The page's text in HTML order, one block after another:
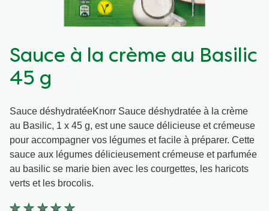
Ingrédients
Wraps aux légumes
Occasions
Aides culinaires
Wraps aux légumes
Prêt à l'emploi
Snackpots
Sauce à la crème au Basilic
45 g
Sauce déshydratéeKnorr Sauce déshydratée à la crème
au Basilic, 1 x 45 g, est une sauce délicieuse et crémeuse
pour accompagner vos légumes et facile à préparer. Cette
sauce aux légumes délicieusement crémeuse et parfumée
au basilic se marie bien avec les courgettes, les haricots
verts et les brocolis.
Aucune